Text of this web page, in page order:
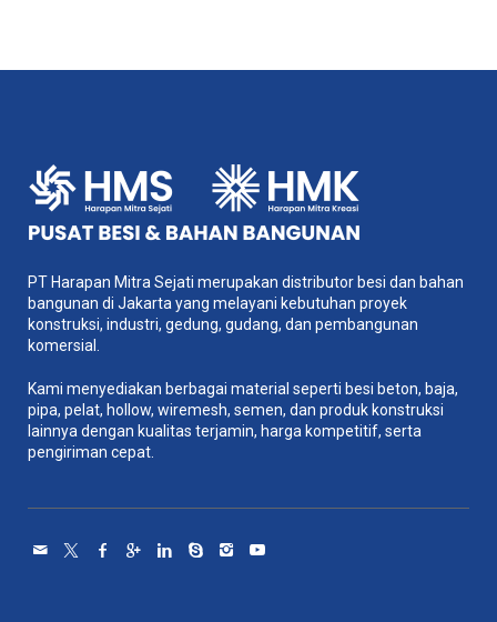
PT Harapan Mitra Sejati merupakan distributor besi dan bahan
bangunan di Jakarta yang melayani kebutuhan proyek
konstruksi, industri, gedung, gudang, dan pembangunan
komersial.
Kami menyediakan berbagai material seperti besi beton, baja,
pipa, pelat, hollow, wiremesh, semen, dan produk konstruksi
lainnya dengan kualitas terjamin, harga kompetitif, serta
pengiriman cepat.